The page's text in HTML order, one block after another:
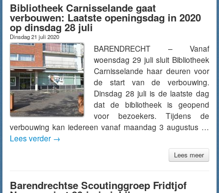
Bibliotheek Carnisselande gaat
verbouwen: Laatste openingsdag in 2020
op dinsdag 28 juli
Dinsdag 21 juli 2020
BARENDRECHT – Vanaf
woensdag 29 juli sluit Bibliotheek
Carnisselande haar deuren voor
de start van de verbouwing.
Dinsdag 28 juli is de laatste dag
dat de bibliotheek is geopend
voor bezoekers. Tijdens de
verbouwing kan iedereen vanaf maandag 3 augustus …
Lees verder →
Lees meer
Barendrechtse Scoutinggroep Fridtjof